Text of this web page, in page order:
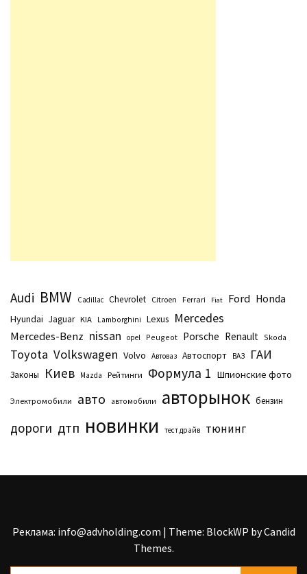
Audi BMW Cadillac Chevrolet Citroen Ferrari Fiat Ford Honda
Hyundai Jaguar KIA Lamborghini Lexus Mercedes
Mercedes-Benz nissan opel Peugeot Porsche Renault Skoda
Toyota Volkswagen Volvo Автоваз Автоспорт ВАЗ ГАИ
Законы Киев Маzda Рейтинги Формула 1 Шпионские фото
Электромобили авто автомобили авторынок бензин
дороги дтп новинки тест драйв тюнинг
Реклама: info@advholding.com | Theme: BlockWP byCandid
Themes.